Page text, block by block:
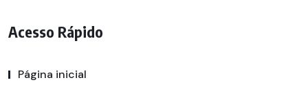
Acesso Rápido
Página inicial